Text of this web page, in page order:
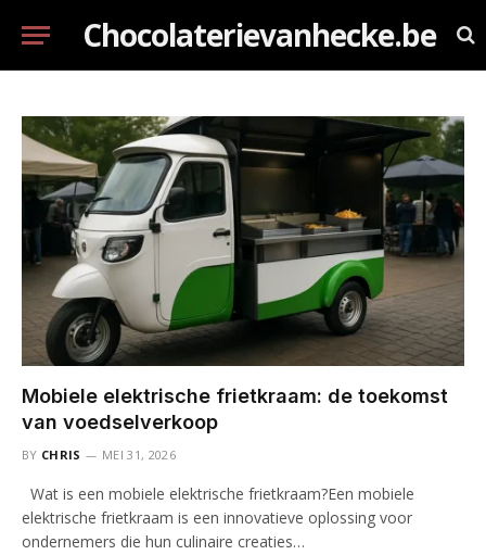
Chocolaterievanhecke.be
Mobiele elektrische frietkraam: de toekomst
van voedselverkoop
BY CHRIS MEI 31, 2026
Wat is een mobiele elektrische frietkraam?Een mobiele
elektrische frietkraam is een innovatieve oplossing voor
ondernemers die hun culinaire creaties…